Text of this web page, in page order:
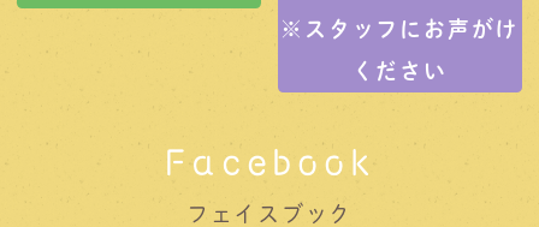
※スタッフにお声がけ
ください
Facebook
フェイスブック